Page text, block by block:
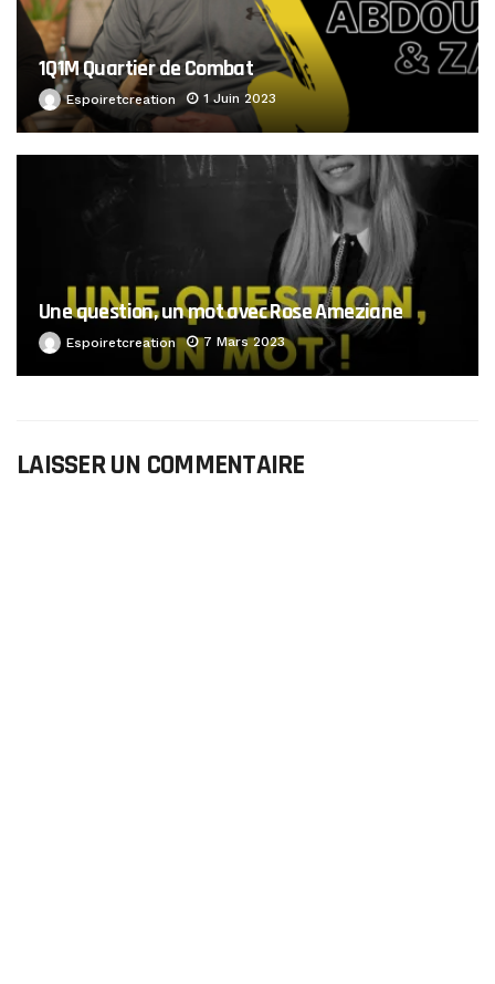
1Q1M Quartier de Combat
Espoiretcreation 1 Juin 2023
Une question, un mot avec Rose Ameziane
Espoiretcreation 7 Mars 2023
LAISSER UN COMMENTAIRE